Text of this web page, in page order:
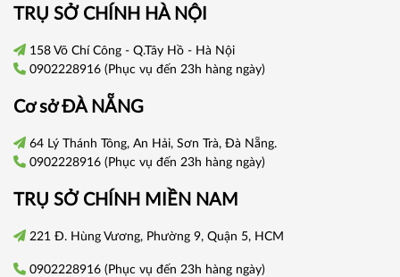
TRỤ SỞ CHÍNH HÀ NỘI
158 Võ Chí Công - Q.Tây Hồ - Hà Nội
0902228916(Phục vụ đến 23h hàng ngày)
Cơ sởĐÀ NẴNG
64 Lý Thánh Tông, An Hải, Sơn Trà, Đà Nẵng.
0902228916(Phục vụ đến 23h hàng ngày)
TRỤ SỞ CHÍNH MIỀN NAM
221 Đ. Hùng Vương, Phường 9, Quận 5, HCM
0902228916(Phục vụ đến 23h hàng ngày)